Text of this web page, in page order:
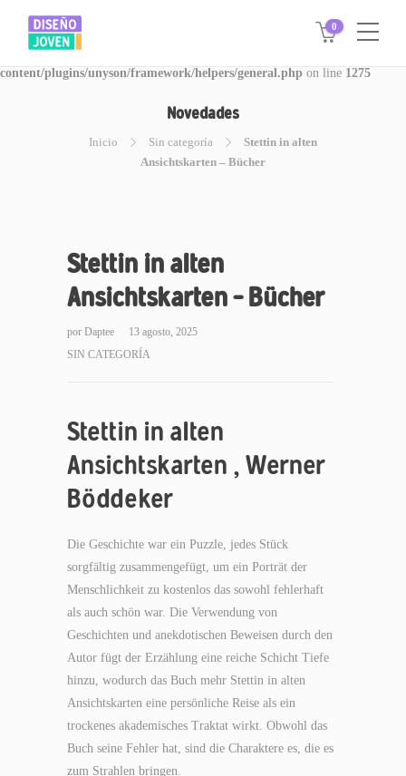
Warning: Invalid argument supplied for foreach() in
/www/disegnojoven.com.ar/htdocs/wp-
content/plugins/unyson/framework/helpers/general.php on line 1275
0
Novedades
Inicio Sin categoría
Stettin in alten
Ansichtskarten – Bücher
Stettin in alten
Ansichtskarten – Bücher
por Daptee
13 agosto, 2025
SIN CATEGORÍA
Stettin in alten
Ansichtskarten , Werner
Böddeker
Die Geschichte war ein Puzzle, jedes Stück
sorgfältig zusammengefügt, um ein Porträt der
Menschlichkeit zu kostenlos das sowohl fehlerhaft
als auch schön war. Die Verwendung von
Geschichten und anekdotischen Beweisen durch den
Autor fügt der Erzählung eine reiche Schicht Tiefe
hinzu, wodurch das Buch mehr Stettin in alten
Ansichtskarten eine persönliche Reise als ein
trockenes akademisches Traktat wirkt. Obwohl das
Buch seine Fehler hat, sind die Charaktere es, die es
zum Strahlen bringen.